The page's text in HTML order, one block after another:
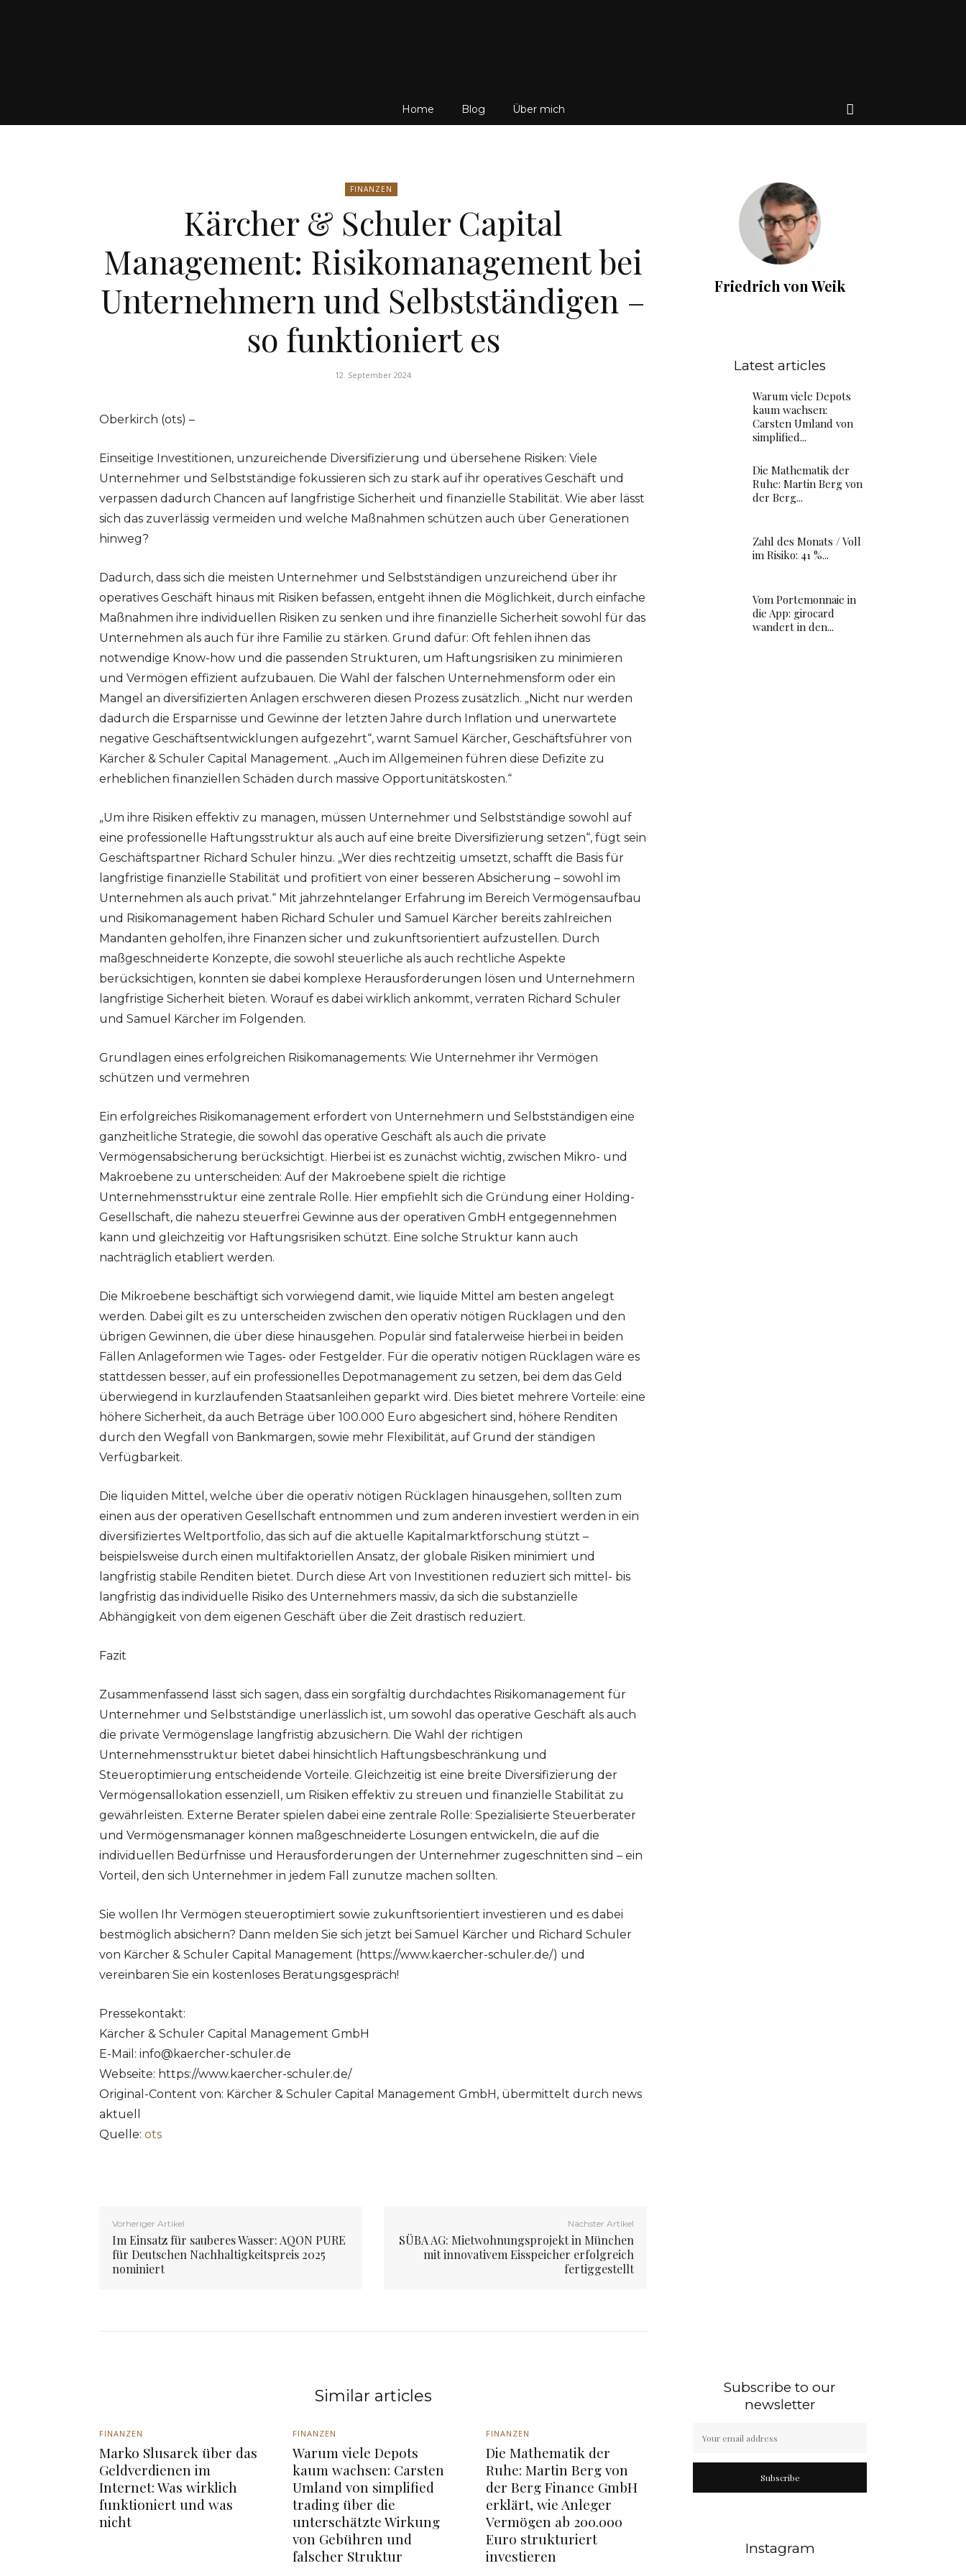
Weik
Home Blog Über mich
FINANZEN
Kärcher & Schuler Capital
Management: Risikomanagement bei
Unternehmern und Selbstständigen –
so funktioniert es
12. September 2024
Oberkirch (ots) –
Einseitige Investitionen, unzureichende Diversifizierung und übersehene Risiken: Viele
Unternehmer und Selbstständige fokussieren sich zu stark auf ihr operatives Geschäft und
verpassen dadurch Chancen auf langfristige Sicherheit und finanzielle Stabilität. Wie aber lässt
sich das zuverlässig vermeiden und welche Maßnahmen schützen auch über Generationen
hinweg?
Dadurch, dass sich die meisten Unternehmer und Selbstständigen unzureichend über ihr
operatives Geschäft hinaus mit Risiken befassen, entgeht ihnen die Möglichkeit, durch einfache
Maßnahmen ihre individuellen Risiken zu senken und ihre finanzielle Sicherheit sowohl für das
Unternehmen als auch für ihre Familie zu stärken. Grund dafür: Oft fehlen ihnen das
notwendige Know-how und die passenden Strukturen, um Haftungsrisiken zu minimieren
und Vermögen effizient aufzubauen. Die Wahl der falschen Unternehmensform oder ein
Mangel an diversifizierten Anlagen erschweren diesen Prozess zusätzlich. „Nicht nur werden
dadurch die Ersparnisse und Gewinne der letzten Jahre durch Inflation und unerwartete
negative Geschäftsentwicklungen aufgezehrt“, warnt Samuel Kärcher, Geschäftsführer von
Kärcher & Schuler Capital Management. „Auch im Allgemeinen führen diese Defizite zu
erheblichen finanziellen Schäden durch massive Opportunitätskosten.“
„Um ihre Risiken effektiv zu managen, müssen Unternehmer und Selbstständige sowohl auf
eine professionelle Haftungsstruktur als auch auf eine breite Diversifizierung setzen“, fügt sein
Geschäftspartner Richard Schuler hinzu. „Wer dies rechtzeitig umsetzt, schafft die Basis für
langfristige finanzielle Stabilität und profitiert von einer besseren Absicherung – sowohl im
Unternehmen als auch privat.“ Mit jahrzehntelanger Erfahrung im Bereich Vermögensaufbau
und Risikomanagement haben Richard Schuler und Samuel Kärcher bereits zahlreichen
Mandanten geholfen, ihre Finanzen sicher und zukunftsorientiert aufzustellen. Durch
maßgeschneiderte Konzepte, die sowohl steuerliche als auch rechtliche Aspekte
berücksichtigen, konnten sie dabei komplexe Herausforderungen lösen und Unternehmern
langfristige Sicherheit bieten. Worauf es dabei wirklich ankommt, verraten Richard Schuler
und Samuel Kärcher im Folgenden.
Grundlagen eines erfolgreichen Risikomanagements: Wie Unternehmer ihr Vermögen
schützen und vermehren
Ein erfolgreiches Risikomanagement erfordert von Unternehmern und Selbstständigen eine
ganzheitliche Strategie, die sowohl das operative Geschäft als auch die private
Vermögensabsicherung berücksichtigt. Hierbei ist es zunächst wichtig, zwischen Mikro- und
Makroebene zu unterscheiden: Auf der Makroebene spielt die richtige
Unternehmensstruktur eine zentrale Rolle. Hier empfiehlt sich die Gründung einer Holding-
Gesellschaft, die nahezu steuerfrei Gewinne aus der operativen GmbH entgegennehmen
kann und gleichzeitig vor Haftungsrisiken schützt. Eine solche Struktur kann auch
nachträglich etabliert werden.
Die Mikroebene beschäftigt sich vorwiegend damit, wie liquide Mittel am besten angelegt
werden. Dabei gilt es zu unterscheiden zwischen den operativ nötigen Rücklagen und den
übrigen Gewinnen, die über diese hinausgehen. Populär sind fatalerweise hierbei in beiden
Fällen Anlageformen wie Tages- oder Festgelder. Für die operativ nötigen Rücklagen wäre es
stattdessen besser, auf ein professionelles Depotmanagement zu setzen, bei dem das Geld
überwiegend in kurzlaufenden Staatsanleihen geparkt wird. Dies bietet mehrere Vorteile: eine
höhere Sicherheit, da auch Beträge über 100.000 Euro abgesichert sind, höhere Renditen
durch den Wegfall von Bankmargen, sowie mehr Flexibilität, auf Grund der ständigen
Verfügbarkeit.
Die liquiden Mittel, welche über die operativ nötigen Rücklagen hinausgehen, sollten zum
einen aus der operativen Gesellschaft entnommen und zum anderen investiert werden in ein
diversifiziertes Weltportfolio, das sich auf die aktuelle Kapitalmarktforschung stützt –
beispielsweise durch einen multifaktoriellen Ansatz, der globale Risiken minimiert und
langfristig stabile Renditen bietet. Durch diese Art von Investitionen reduziert sich mittel- bis
langfristig das individuelle Risiko des Unternehmers massiv, da sich die substanzielle
Abhängigkeit von dem eigenen Geschäft über die Zeit drastisch reduziert.
Fazit
Zusammenfassend lässt sich sagen, dass ein sorgfältig durchdachtes Risikomanagement für
Unternehmer und Selbstständige unerlässlich ist, um sowohl das operative Geschäft als auch
die private Vermögenslage langfristig abzusichern. Die Wahl der richtigen
Unternehmensstruktur bietet dabei hinsichtlich Haftungsbeschränkung und
Steueroptimierung entscheidende Vorteile. Gleichzeitig ist eine breite Diversifizierung der
Vermögensallokation essenziell, um Risiken effektiv zu streuen und finanzielle Stabilität zu
gewährleisten. Externe Berater spielen dabei eine zentrale Rolle: Spezialisierte Steuerberater
und Vermögensmanager können maßgeschneiderte Lösungen entwickeln, die auf die
individuellen Bedürfnisse und Herausforderungen der Unternehmer zugeschnitten sind – ein
Vorteil, den sich Unternehmer in jedem Fall zunutze machen sollten.
Sie wollen Ihr Vermögen steueroptimiert sowie zukunftsorientiert investieren und es dabei
bestmöglich absichern? Dann melden Sie sich jetzt bei Samuel Kärcher und Richard Schuler
von Kärcher & Schuler Capital Management (https://www.kaercher-schuler.de/) und
vereinbaren Sie ein kostenloses Beratungsgespräch!
Pressekontakt:
Kärcher & Schuler Capital Management GmbH
E-Mail: info@kaercher-schuler.de
Webseite: https://www.kaercher-schuler.de/
Original-Content von: Kärcher & Schuler Capital Management GmbH, übermittelt durch news
aktuell
Quelle: ots
Vorheriger Artikel
Im Einsatz für sauberes Wasser: AQON PURE
für Deutschen Nachhaltigkeitspreis 2025
nominiert
Nächster Artikel
SÜBA AG: Mietwohnungsprojekt in München
mit innovativem Eisspeicher erfolgreich
fertiggestellt
Friedrich von Weik
Latest articles
Warum viele Depots
kaum wachsen:
Carsten Umland von
simplified...
Die Mathematik der
Ruhe: Martin Berg von
der Berg...
Zahl des Monats / Voll
im Risiko: 41 %...
Vom Portemonnaie in
die App: girocard
wandert in den...
Similar articles
FINANZEN
Marko Slusarek über das
Geldverdienen im
Internet: Was wirklich
funktioniert und was
nicht
FINANZEN
Warum viele Depots
kaum wachsen: Carsten
Umland von simplified
trading über die
unterschätzte Wirkung
von Gebühren und
falscher Struktur
FINANZEN
Die Mathematik der
Ruhe: Martin Berg von
der Berg Finance GmbH
erklärt, wie Anleger
Vermögen ab 200.000
Euro strukturiert
investieren
Subscribe to our
newsletter
Subscribe
Instagram